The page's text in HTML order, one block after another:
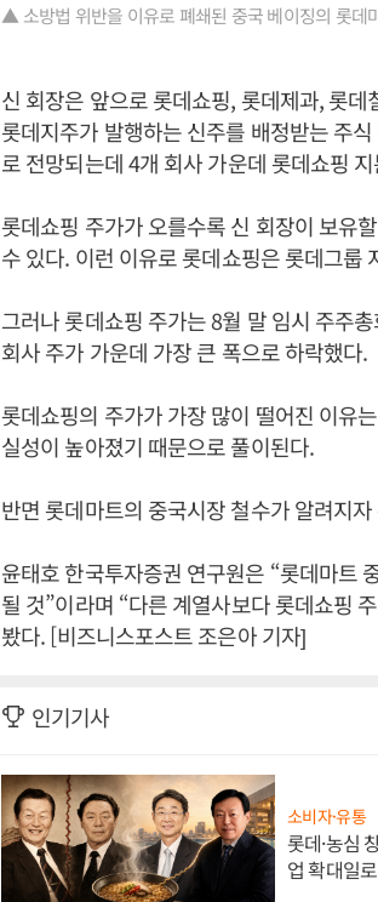
▲ 소방법 위반을 이유로 폐쇄된 중국 베이징의 롯데
신 회장은 앞으로 롯데쇼핑, 롯데제과, 롯
롯데지주가 발행하는 신주를 배정받는 주
로 전망되는데 4개 회사 가운데 롯데쇼핑
롯데쇼핑 주가가 오를수록 신 회장이 보유
수 있다. 이런 이유로 롯데쇼핑은 롯데그룹
그러나 롯데쇼핑 주가는 8월 말 임시 주주
회사 주가 가운데 가장 큰 폭으로 하락했다.
롯데쇼핑의 주가가 가장 많이 떨어진 이유
실성이 높아졌기 때문으로 풀이된다.
반면 롯데마트의 중국시장 철수가 알려지
윤태호 한국투자증권 연구원은 “롯데마트
될 것”이라며 “다른 계열사보다 롯데쇼핑
봤다. [비즈니스포스트 조은아 기자]
인기기사
소비자·유통
롯데·농심
업 확대일로